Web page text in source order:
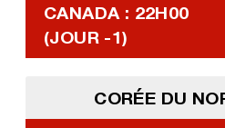
CANADA : 22H00
(JOUR -1)
CORÉE DU